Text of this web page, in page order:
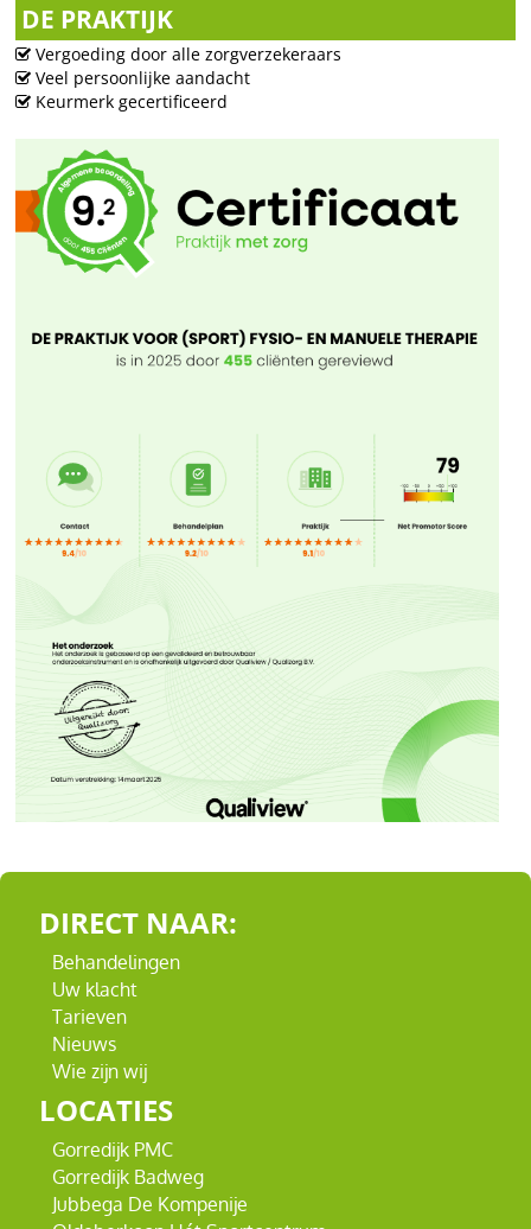
DE PRAKTIJK
Vergoeding door alle zorgverzekeraars
Veel persoonlijke aandacht
Keurmerk gecertificeerd
DIRECT NAAR:
Behandelingen
Uw klacht
Tarieven
Nieuws
Wie zijn wij
LOCATIES
Gorredijk PMC
Gorredijk Badweg
Jubbega De Kompenije